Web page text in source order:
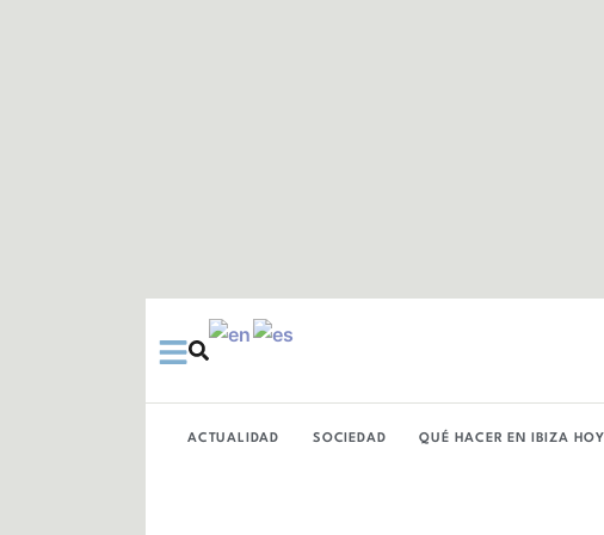
ACTUALIDAD SOCIEDAD QUÉ HACER EN IBIZA HOY